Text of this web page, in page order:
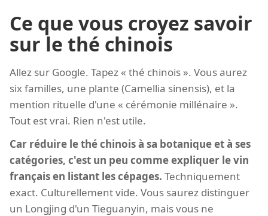
Ce que vous croyez savoir
sur le thé chinois
Allez sur Google. Tapez « thé chinois ». Vous aurez
six familles, une plante (Camellia sinensis), et la
mention rituelle d'une « cérémonie millénaire ».
Tout est vrai. Rien n'est utile.
Car réduire le thé chinois à sa botanique et à ses
catégories, c'est un peu comme expliquer le vin
français en listant les cépages. Techniquement
exact. Culturellement vide. Vous saurez distinguer
un Longjing d'un Tieguanyin, mais vous ne